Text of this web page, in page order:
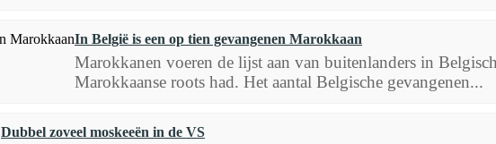
In België is een op tien gevangenen Marokkaan
Marokkanen voeren de lijst aan van buitenlanders in
Marokkaanse roots had. Het aantal Belgische gevangenen...
Dubbel zoveel moskeeën in de VS